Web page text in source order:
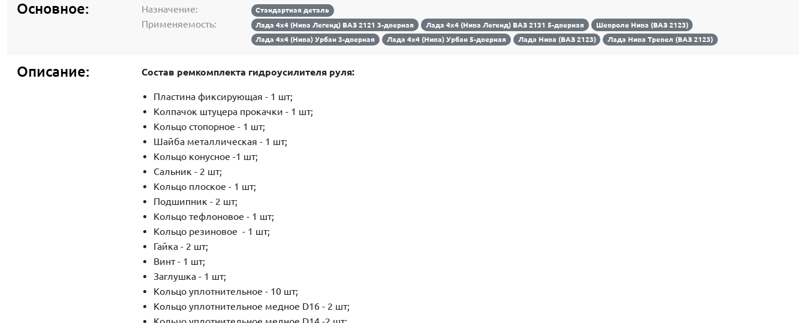
Основное: Назначение: Стандартная деталь
Применяемость: Лада 4х4 (Нива Легенд) ВАЗ 2121 3-дверная Лада 4х4 (Нива Легенд) ВАЗ 2131 5-дверная
Шевроле Нива (ВАЗ 2123)
Лада 4х4 (Нива) Урбан 3-дверная
Лада 4х4 (Нива) Урбан 5-дверная Лада Нива (ВАЗ 2123) Лада Нива Тревел (ВАЗ 2123)
Описание: Состав ремкомплекта гидроусилителя руля:
Пластина фиксирующая - 1 шт;
Колпачок штуцера прокачки - 1 шт;
Кольцо стопорное - 1 шт;
Шайба металлическая - 1 шт;
Кольцо конусное -1 шт;
Сальник - 2 шт;
Кольцо плоское - 1 шт;
Подшипник - 2 шт;
Кольцо тефлоновое - 1 шт;
Кольцо резиновое - 1 шт;
Гайка - 2 шт;
Винт - 1 шт;
Заглушка - 1 шт;
Кольцо уплотнительное - 10 шт;
Кольцо уплотнительное медное D16 - 2 шт;